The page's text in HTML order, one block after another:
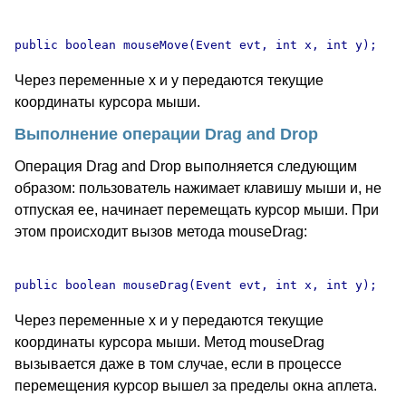
Через переменные x и y передаются текущие
координаты курсора мыши.
Выполнение операции Drag and Drop
Операция Drag and Drop выполняется следующим
образом: пользователь нажимает клавишу мыши и, не
отпуская ее, начинает перемещать курсор мыши. При
этом происходит вызов метода mouseDrag:
Через переменные x и y передаются текущие
координаты курсора мыши. Метод mouseDrag
вызывается даже в том случае, если в процессе
перемещения курсор вышел за пределы окна аплета.